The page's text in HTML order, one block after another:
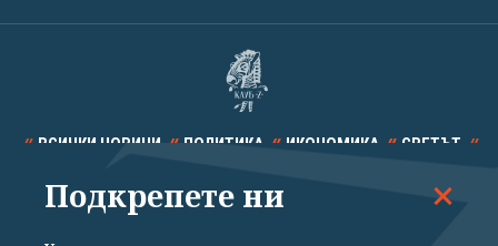
ВСИЧКИ НОВИНИ ПОЛИТИКА ИКОНОМИКА СВЕТЪТ
СПОРТ КУЛТУРА ТЕХНОЛОГИИ КАЛЕЙДОСКОП
Подкрепете ни